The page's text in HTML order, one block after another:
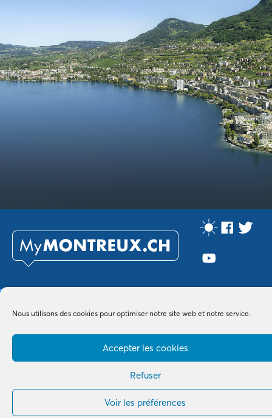
Nous utilisons des cookies pour optimiser notre site web et notre service.
Accepter les cookies
Refuser
Voir les préférences